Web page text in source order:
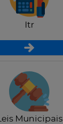
Itr
Leis Municipais